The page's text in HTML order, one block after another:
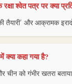
श्वेत पत्र पर क्या
तैयारी' और आक्रामक
क्या कहा गया है?
चीन को गंभीर खतरा